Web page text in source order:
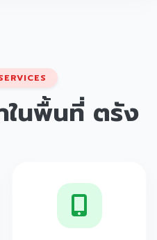
ในพื้นที่ ตรัง